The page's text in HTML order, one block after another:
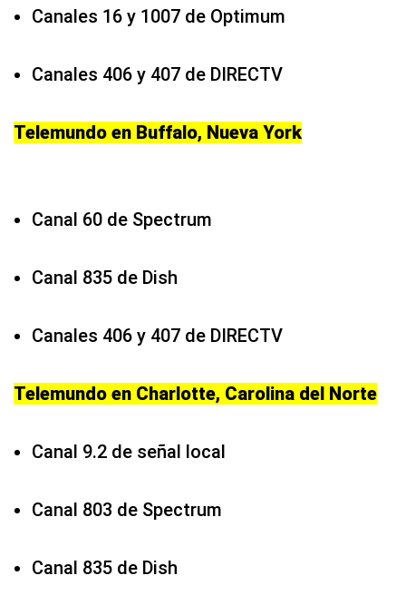
Canales 16 y 1007 de Optimum
Canales 406 y 407 de DIRECTV
Telemundo en Buffalo, Nueva York
Canal 60 de Spectrum
Canal 835 de Dish
Canales 406 y 407 de DIRECTV
Telemundo en Charlotte, Carolina del Norte
Canal 9.2 de señal local
Canal 803 de Spectrum
Canal 835 de Dish